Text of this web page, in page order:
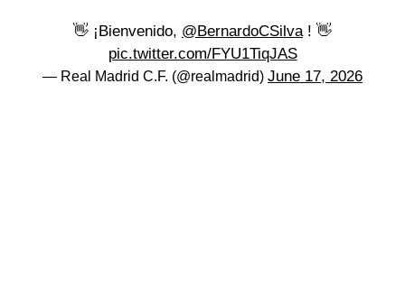
👋 ¡Bienvenido, @BernardoCSilva ! 👋
pic.twitter.com/FYU1TiqJAS
— Real Madrid C.F. (@realmadrid) June 17, 2026